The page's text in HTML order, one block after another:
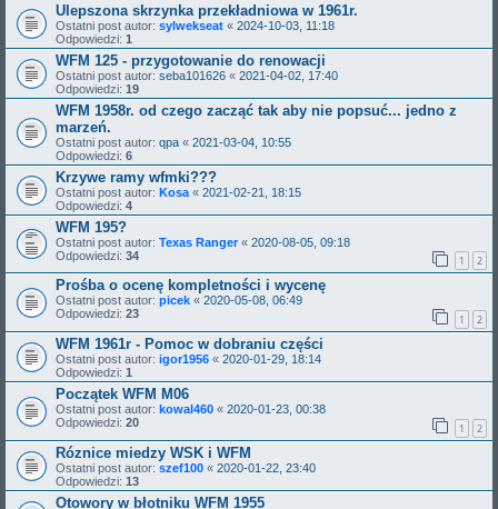
Ulepszona skrzynka przekładniowa w 1961r.
Ostatni post autor: sylwekseat « 2024-10-03, 11:18
Odpowiedzi: 1
WFM 125 - przygotowanie do renowacji
Ostatni post autor: seba101626 « 2021-04-02, 17:40
Odpowiedzi: 19
WFM 1958r. od czego zacząć tak aby nie popsuć... jedno z
marzeń.
Ostatni post autor: qpa « 2021-03-04, 10:55
Odpowiedzi: 6
Krzywe ramy wfmki???
Ostatni post autor: Kosa « 2021-02-21, 18:15
Odpowiedzi: 4
WFM 195?
Ostatni post autor: Texas Ranger« 2020-08-05, 09:18
Odpowiedzi: 34 1 2
Prośba o ocenę kompletności i wycenę
Ostatni post autor: picek « 2020-05-08, 06:49
Odpowiedzi: 23 1 2
WFM 1961r - Pomoc w dobraniu części
Ostatni post autor: igor1956 « 2020-01-29, 18:14
Odpowiedzi: 1
Początek WFM M06
Ostatni post autor: kowal460 « 2020-01-23, 00:38
Odpowiedzi: 20 1 2
Róznice miedzy WSK i WFM
Ostatni post autor: szef100 « 2020-01-22, 23:40
Odpowiedzi: 13
Otowory w błotniku WFM 1955